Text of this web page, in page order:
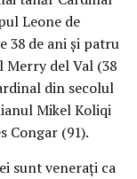
Leone de
38 de ani şi patru
Merry del Val (38
din secolul
Mikel Koliqi
Congar (91).
sunt veneraţi ca